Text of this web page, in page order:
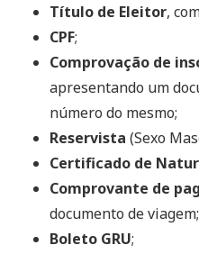
Título de Eleitor,
CPF;
Comprovação de
apresentando um
número do mesmo;
Reservista (Sexo
Certificado de
Comprovante de
documento de viagem;
Boleto GRU;